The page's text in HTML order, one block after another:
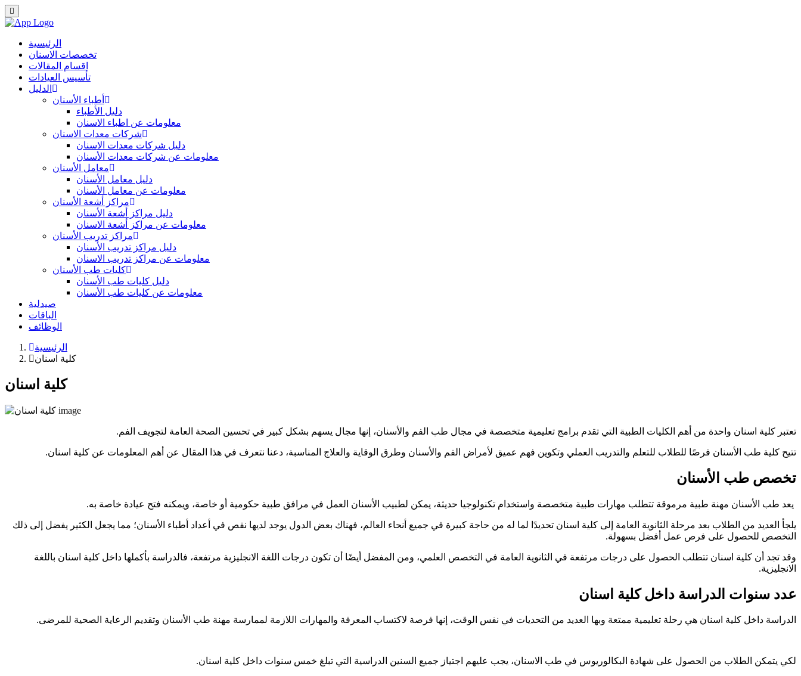
الرئيسية
تخصصات الاسنان
اقسام المقالات
تأسيس العيادات
الدليل
أطباء الأسنان
دليل الأطباء
معلومات عن اطباء الاسنان
شركات معدات الاسنان
دليل شركات معدات الاسنان
معلومات عن شركات معدات الأسنان
معامل الأسنان
دليل معامل الأسنان
معلومات عن معامل الأسنان
مراكز أشعة الأسنان
دليل مراكز أشعة الأسنان
معلومات عن مراكز أشعة الاسنان
مراكز تدريب الأسنان
دليل مراكز تدريب الأسنان
معلومات عن مراكز تدريب الاسنان
كليات طب الأسنان
دليل كليات طب الأسنان
معلومات عن كليات طب الأسنان
صيدلية
الباقات
الوظائف
الرئيسية
كلية اسنان
كلية اسنان
تعتبر كلية اسنان واحدة من أهم الكليات الطبية التي تقدم برامج تعليمية متخصصة في مجال طب الفم والأسنان، إنها مجال يسهم بشكل كبير في تحسين الصحة العامة لتجويف الفم.
تتيح كلية طب الأسنان فرصًا للطلاب للتعلم والتدريب العملي وتكوين فهم عميق لأمراض الفم والأسنان وطرق الوقاية والعلاج المناسبة، دعنا نتعرف في هذا المقال عن أهم المعلومات عن كلية اسنان.
تخصص طب الأسنان
يعد طب الأسنان مهنة طبية مرموقة تتطلب مهارات طبية متخصصة واستخدام تكنولوجيا حديثة، يمكن لطبيب الأسنان العمل في مرافق طبية حكومية أو خاصة، ويمكنه فتح عيادة خاصة به.
يلجأ العديد من الطلاب بعد مرحلة الثانوية العامة إلى كلية اسنان تحديدًا لما له من حاجة كبيرة في جميع أنحاء العالم، فهناك بعض الدول يوجد لديها نقص في أعداد أطباء الأسنان؛ مما يجعل الكثير يفضل إلى ذلك
التخصص للحصول على فرص عمل أفضل بسهولة.
وقد تجد أن كلية اسنان تتطلب الحصول على درجات مرتفعة في الثانوية العامة في التخصص العلمي، ومن المفضل أيضًا أن تكون درجات اللغة الانجليزية مرتفعة، فالدراسة بأكملها داخل كلية اسنان باللغة
الانجليزية.
عدد سنوات الدراسة داخل كلية اسنان
الدراسة داخل كلية اسنان هي رحلة تعليمية ممتعة وبها العديد من التحديات في نفس الوقت، إنها فرصة لاكتساب المعرفة والمهارات اللازمة لممارسة مهنة طب الأسنان وتقديم الرعاية الصحية للمرضى.
لكي يتمكن الطلاب من الحصول على شهادة البكالوريوس في طب الاسنان، يجب عليهم اجتياز جميع السنين الدراسية التي تبلغ خمس سنوات داخل كلية اسنان.